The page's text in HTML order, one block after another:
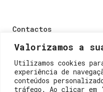
Valorizamos a
Utilizamos cookies
experiência de
conteúdos
tráfego. Ao clicar em
Contactos
Dúvidas ou perguntas
Dúvidas de registro ou